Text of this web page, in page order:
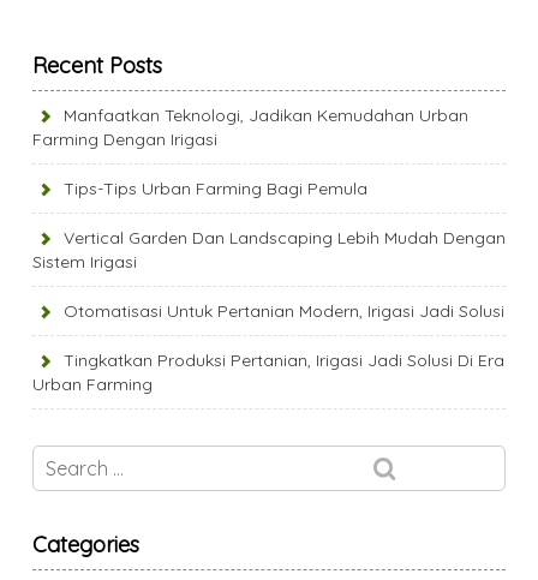
Recent Posts
Manfaatkan Teknologi, Jadikan Kemudahan Urban
Farming Dengan Irigasi
Tips-Tips Urban Farming Bagi Pemula
Vertical Garden Dan Landscaping Lebih Mudah Dengan
Sistem Irigasi
Otomatisasi Untuk Pertanian Modern, Irigasi Jadi Solusi
Tingkatkan Produksi Pertanian, Irigasi Jadi Solusi Di Era
Urban Farming
Categories